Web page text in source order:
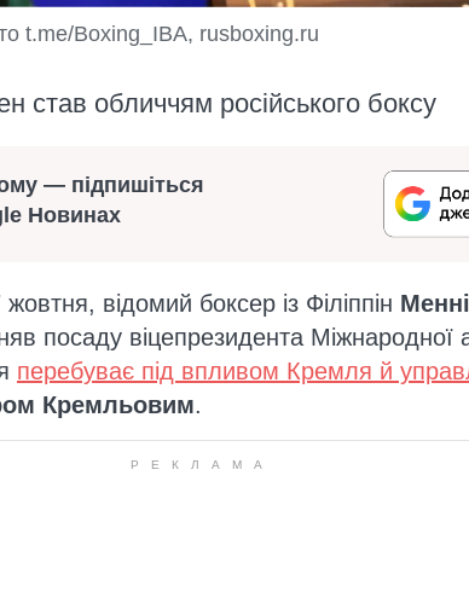
t.me/Boxing_IBA, rusboxing.ru
став обличчям російського боксу
— підпишіться
Новинах
відомий боксер із Філіппін
посаду віцепрезидента Міжнародної
перебуває під впливом Кремля й
Кремльовим.